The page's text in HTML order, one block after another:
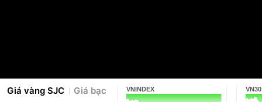
Giá vàng SJC Giá bạc VNINDEX VN30